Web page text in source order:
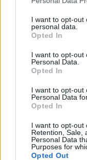
I want to opt-out
personal data.
Opted In
I want to opt-out
Personal Data.
Opted In
I want to opt-out
Personal Data
Opted In
I want to opt-out
Retention, Sale,
Personal Data
Purposes for
Opted Out
Vrasja e 20-vjeçarit
Korçë, banorët:
shihnim çfarë kishte
ndodhur